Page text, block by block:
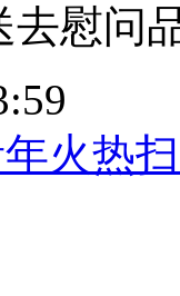
去慰问
火热